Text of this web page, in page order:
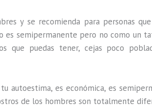
y se recomienda para personas
es semipermanente pero no como un
que puedas tener, cejas poco
autoestima, es económica, es
de los hombres son totalmente